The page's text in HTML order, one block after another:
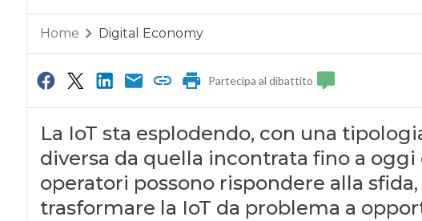
Home Digital Economy
Partecipa al dibattito
La IoT sta esplodendo, con una
diversa da quella incontrata fino a
operatori possono rispondere alla
trasformare la IoT da problema a